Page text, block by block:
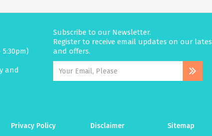
5:30pm)
and
Subscribe to our Newsletter.
Register to receive email updates on our
and offers.
Privacy Policy Disclaimer Sitemap